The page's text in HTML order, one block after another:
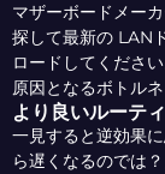
マザーボードメー
探して最新の LAN
ロードしてくださ
原因となるボトル
より良いルーテ
一見すると逆効果
ら遅くなるのでは